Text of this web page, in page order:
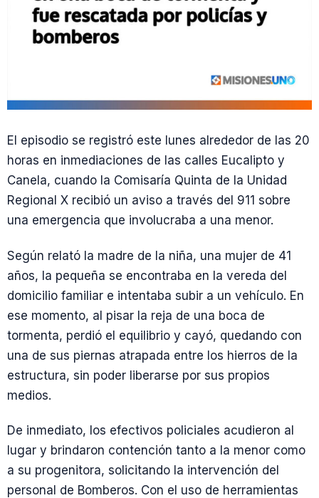
El episodio se registró este lunes alrededor de las 20
horas en inmediaciones de las calles Eucalipto y
Canela, cuando la Comisaría Quinta de la Unidad
Regional X recibió un aviso a través del 911 sobre
una emergencia que involucraba a una menor.
Según relató la madre de la niña, una mujer de 41
años, la pequeña se encontraba en la vereda del
domicilio familiar e intentaba subir a un vehículo. En
ese momento, al pisar la reja de una boca de
tormenta, perdió el equilibrio y cayó, quedando con
una de sus piernas atrapada entre los hierros de la
estructura, sin poder liberarse por sus propios
medios.
De inmediato, los efectivos policiales acudieron al
lugar y brindaron contención tanto a la menor como
a su progenitora, solicitando la intervención del
personal de Bomberos. Con el uso de herramientas